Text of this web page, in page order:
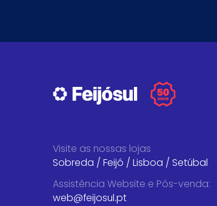
Visite as nossas lojas
Sobreda / Feijó / Lisboa / Setúbal
Assistência Website e Pós-venda:
web@feijosul.pt